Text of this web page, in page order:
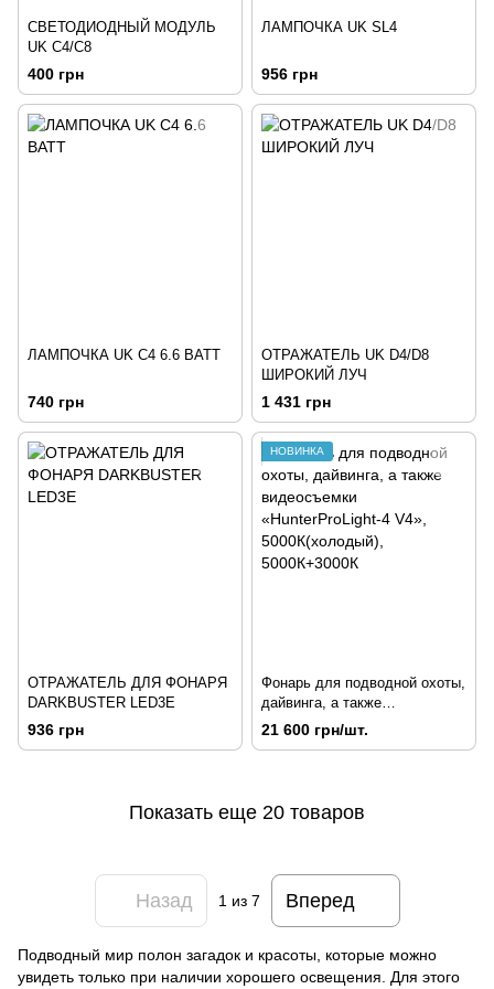
СВЕТОДИОДНЫЙ МОДУЛЬ
UK С4/С8
400 грн
ЛАМПОЧКА UK SL4
956 грн
ЛАМПОЧКА UK С4 6.6 ВАТТ
740 грн
ОТРАЖАТЕЛЬ UK D4/D8
ШИРОКИЙ ЛУЧ
1 431 грн
ОТРАЖАТЕЛЬ ДЛЯ ФОНАРЯ
DARKBUSTER LED3Е
936 грн
НОВИНКА
Фонарь для подводной охоты,
дайвинга, а также
видеосъемки «HunterProLight-
4 V4», 5000К(холодый),
21 600 грн/шт.
Показать еще 20 товаров
Назад 1из 7 Вперед
Подводный мир полон загадок и красоты, которые можно
увидеть только при наличии хорошего освещения. Для этого